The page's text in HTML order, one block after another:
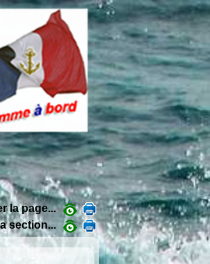
la page...
section...